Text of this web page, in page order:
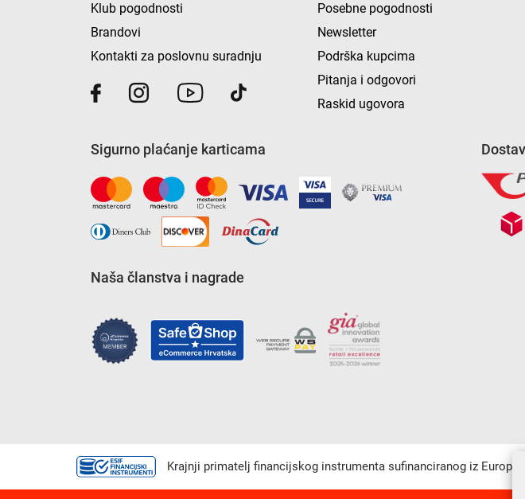
Klub pogodnosti
Brandovi
Kontakti za poslovnu suradnju
Posebne pogodnosti
Newsletter
Podrška kupcima
Pitanja i odgovori
Raskid ugovora
Sigurno plaćanje karticama
Naša članstva i nagrade
Krajnji primatelj financijskog instrumenta sufinanciranog iz